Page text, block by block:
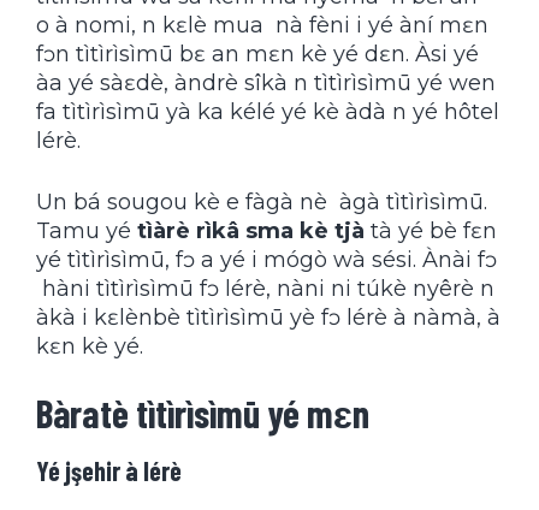
o à nomi, n kɛlè mua nà fèni i yé àní mɛn
fɔn tìtìrìsìmū bɛ an mɛn kè yé dɛn. Àsi yé
àa yé sàɛdè, àndrè sîkà n tìtìrìsìmū yé wen
fa tìtìrìsìmū yà ka kélé yé kè àdà n yé hôtel
lérè.
Un bá sougou kè e fàgà nè àgà tìtìrìsìmū.
Tamu yé tìàrè rìkâ sma kè tjà tà yé bè fɛn
yé tìtìrìsìmū, fɔ a yé i mógò wà sési. Ànài fɔ
hàni tìtìrìsìmū fɔ lérè, nàni ni túkè nyêrè n
àkà i kɛlènbè tìtìrìsìmū yè fɔ lérè à nàmà, à
kɛn kè yé.
Bàratè tìtìrìsìmū yé mɛn
Yé jşehir à lérè